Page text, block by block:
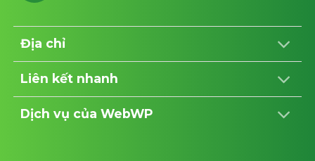
Địa chỉ
Liên kết nhanh
Dịch vụ của WebWP